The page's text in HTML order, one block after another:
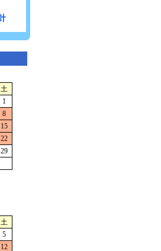
土
1
8
15
22
29
土
5
12